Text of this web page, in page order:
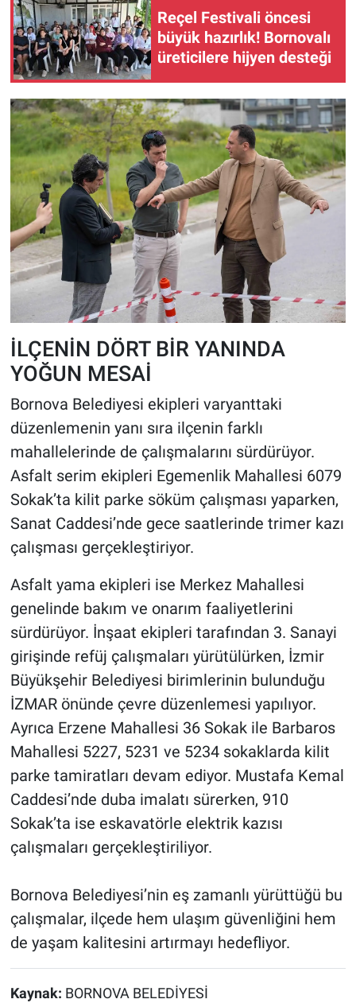
Reçel Festivali öncesi
büyük hazırlık! Bornovalı
üreticilere hijyen desteği
İLÇENİN DÖRT BİR YANINDA
YOĞUN MESAİ
Bornova Belediyesi ekipleri varyanttaki
düzenlemenin yanı sıra ilçenin farklı
mahallelerinde de çalışmalarını sürdürüyor.
Asfalt serim ekipleri Egemenlik Mahallesi 6079
Sokak’ta kilit parke söküm çalışması yaparken,
Sanat Caddesi’nde gece saatlerinde trimer kazı
çalışması gerçekleştiriyor.
Asfalt yama ekipleri ise Merkez Mahallesi
genelinde bakım ve onarım faaliyetlerini
sürdürüyor. İnşaat ekipleri tarafından 3. Sanayi
girişinde refüj çalışmaları yürütülürken, İzmir
Büyükşehir Belediyesi birimlerinin bulunduğu
İZMAR önünde çevre düzenlemesi yapılıyor.
Ayrıca Erzene Mahallesi 36 Sokak ile Barbaros
Mahallesi 5227, 5231 ve 5234 sokaklarda kilit
parke tamiratları devam ediyor. Mustafa Kemal
Caddesi’nde duba imalatı sürerken, 910
Sokak’ta ise eskavatörle elektrik kazısı
çalışmaları gerçekleştiriliyor.
Bornova Belediyesi’nin eş zamanlı yürüttüğü bu
çalışmalar, ilçede hem ulaşım güvenliğini hem
de yaşam kalitesini artırmayı hedefliyor.
Kaynak: BORNOVA BELEDİYESİ